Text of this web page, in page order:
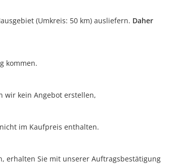
(Umkreis: 50 km) ausliefern. Daher
kommen.
wir kein Angebot erstellen,
im Kaufpreis enthalten.
erhalten Sie mit unserer Auftragsbestätigung